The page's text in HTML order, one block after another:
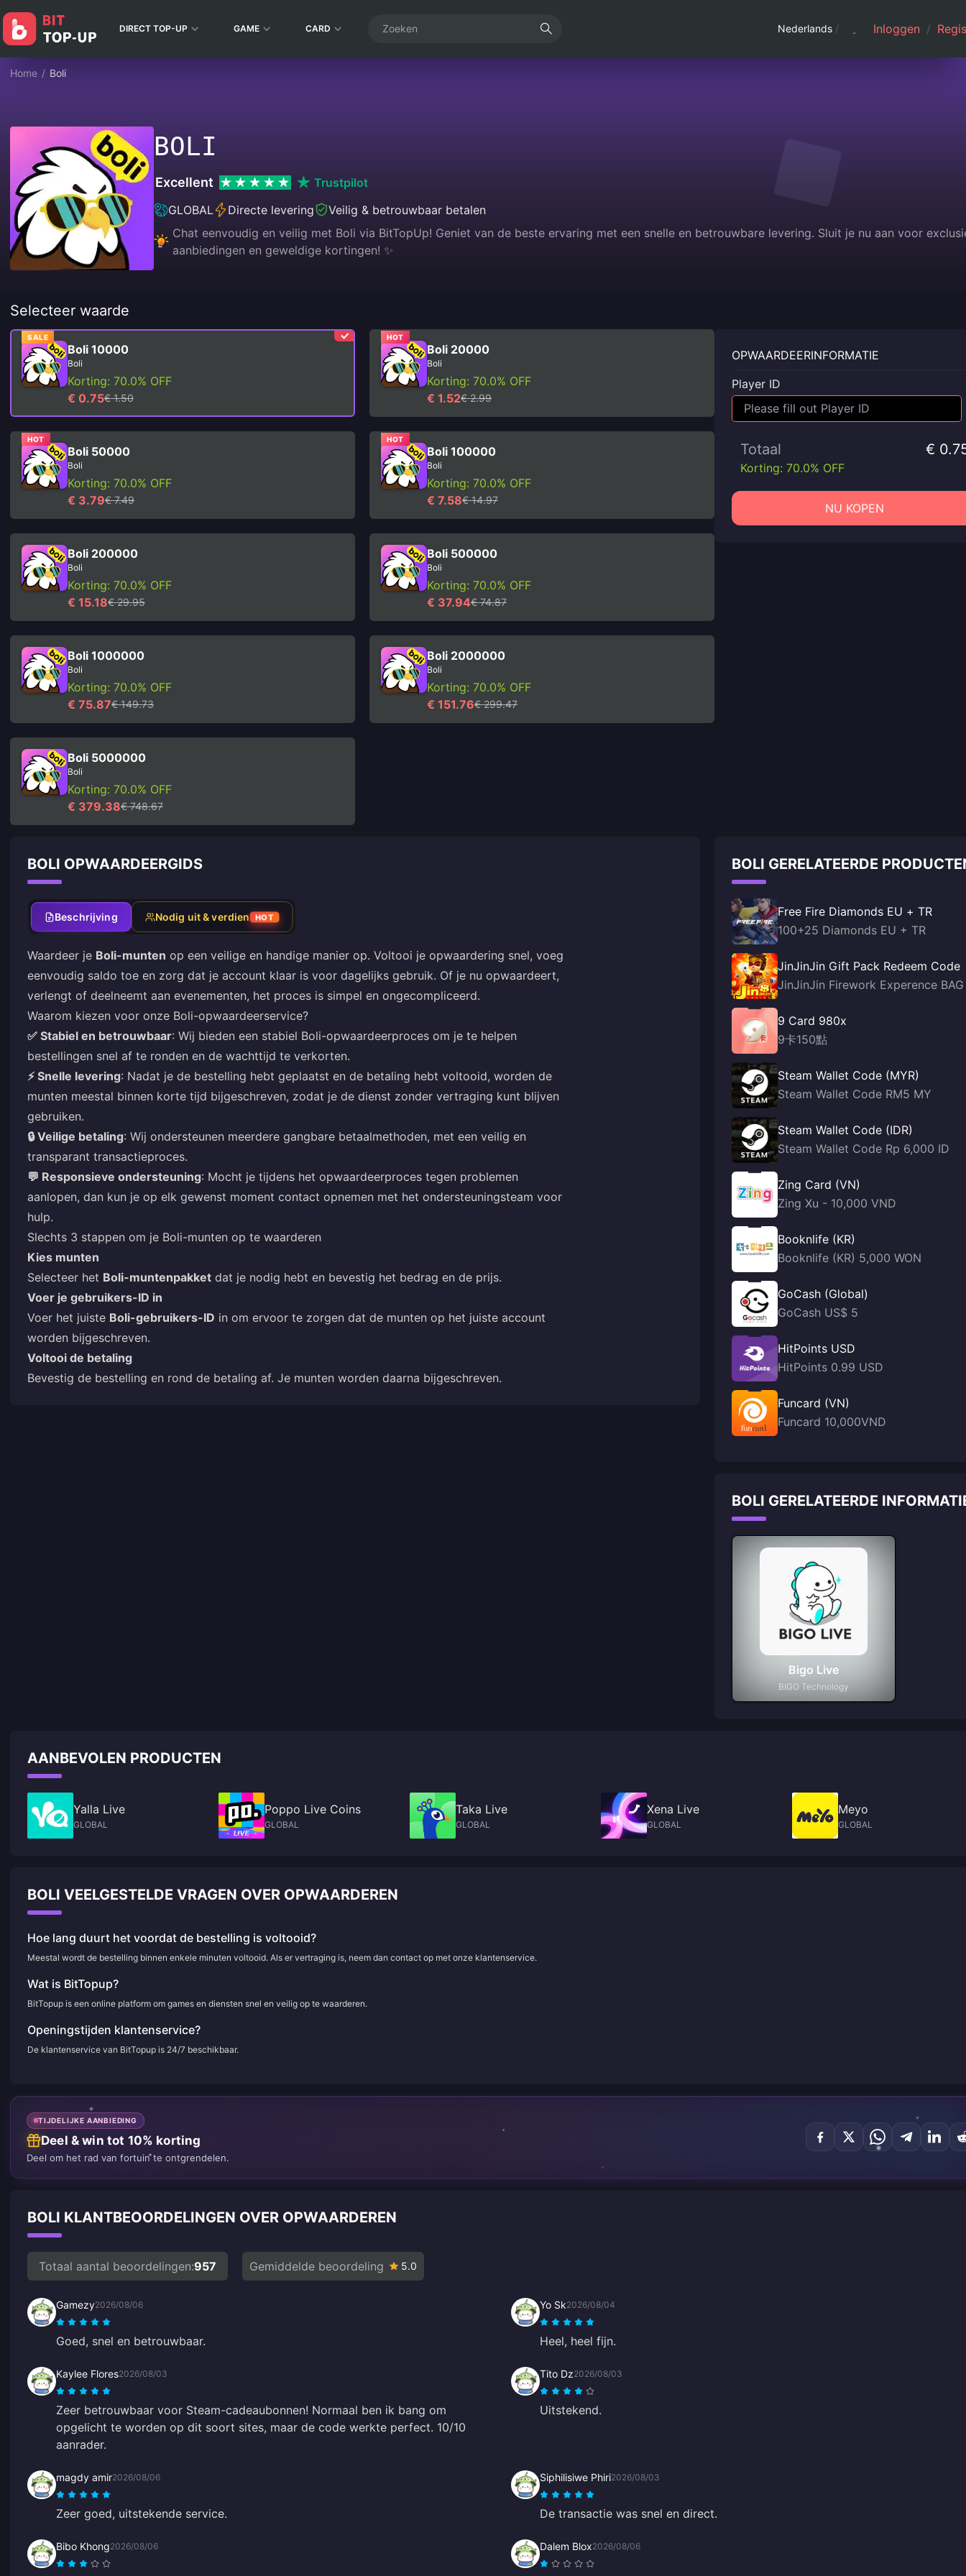
DIRECT TOP-UP GAME CARD Nederlands / Inloggen /
Home / Boli
BOLI
Excellent
Trustpilot
GLOBAL
Directe levering
Veilig & betrouwbaar betalen
Chat eenvoudig en veilig met Boli via BitTopUp! Geniet van de beste ervaring met een snelle en betrouwbare levering. Sluit je nu aan voor
aanbiedingen en geweldige kortingen! ✨
Selecteer waarde
SALE
Boli 10000
Boli
Korting: 70.0% OFF
€ 0.75€ 1.50
HOT
Boli 20000
Boli
Korting: 70.0% OFF
€ 1.52€ 2.99
HOT
Boli 50000
Boli
Korting: 70.0% OFF
€ 3.79€ 7.49
HOT
Boli 100000
Boli
Korting: 70.0% OFF
€ 7.58€ 14.97
Boli 200000
Boli
Korting: 70.0% OFF
€ 15.18€ 29.95
Boli 500000
Boli
Korting: 70.0% OFF
€ 37.94€ 74.87
Boli 1000000
Boli
Korting: 70.0% OFF
€ 75.87€ 149.73
Boli 2000000
Boli
Korting: 70.0% OFF
€ 151.76€ 299.47
Boli 5000000
Boli
Korting: 70.0% OFF
€ 379.38€ 748.67
OPWAARDEERINFORMATIE
Player ID
Totaal €
Korting: 70.0% OFF
NU KOPEN
BOLI OPWAARDEERGIDS
Beschrijving Nodig uit & verdien HOT
Waardeer je Boli-munten op een veilige en handige manier op. Voltooi je opwaardering snel, voeg
eenvoudig saldo toe en zorg dat je account klaar is voor dagelijks gebruik. Of je nu opwaardeert,
verlengt of deelneemt aan evenementen, het proces is simpel en ongecompliceerd.
Waarom kiezen voor onze Boli-opwaardeerservice?
✅ Stabiel en betrouwbaar: Wij bieden een stabiel Boli-opwaardeerproces om je te helpen
bestellingen snel af te ronden en de wachttijd te verkorten.
⚡ Snelle levering: Nadat je de bestelling hebt geplaatst en de betaling hebt voltooid, worden de
munten meestal binnen korte tijd bijgeschreven, zodat je de dienst zonder vertraging kunt blijven
gebruiken.
🔒 Veilige betaling: Wij ondersteunen meerdere gangbare betaalmethoden, met een veilig en
transparant transactieproces.
💬 Responsieve ondersteuning: Mocht je tijdens het opwaardeerproces tegen problemen
aanlopen, dan kun je op elk gewenst moment contact opnemen met het ondersteuningsteam voor
hulp.
Slechts 3 stappen om je Boli-munten op te waarderen
Kies munten
Selecteer het Boli-muntenpakket dat je nodig hebt en bevestig het bedrag en de prijs.
Voer je gebruikers-ID in
Voer het juiste Boli-gebruikers-ID in om ervoor te zorgen dat de munten op het juiste account
worden bijgeschreven.
Voltooi de betaling
Bevestig de bestelling en rond de betaling af. Je munten worden daarna bijgeschreven.
BOLI GERELATEERDE
Free Fire Diamonds EU + TR
100+25 Diamonds EU + TR
JinJinJin Gift Pack Redeem Code
JinJinJin Firework Experence BAG
9 Card 980x
9卡150點
Steam Wallet Code (MYR)
Steam Wallet Code RM5 MY
Steam Wallet Code (IDR)
Steam Wallet Code Rp 6,000 ID
Zing Card (VN)
Zing Xu - 10,000 VND
Booknlife (KR)
Booknlife (KR) 5,000 WON
GoCash (Global)
GoCash US$ 5
HitPoints USD
HitPoints 0.99 USD
Funcard (VN)
Funcard 10,000VND
BOLI GERELATEERDE
Bigo Live
BIGO Technology
AANBEVOLEN PRODUCTEN
Yalla Live
GLOBAL
Poppo Live Coins
GLOBAL
Taka Live
GLOBAL
Xena Live
GLOBAL
Meyo
GLOBAL
BOLI VEELGESTELDE VRAGEN OVER OPWAARDEREN
Hoe lang duurt het voordat de bestelling is voltooid?
Meestal wordt de bestelling binnen enkele minuten voltooid. Als er vertraging is, neem dan contact op met onze klantenservice.
Wat is BitTopup?
BitTopup is een online platform om games en diensten snel en veilig op te waarderen.
Openingstijden klantenservice?
De klantenservice van BitTopup is 24/7 beschikbaar.
TIJDELIJKE AANBIEDING
Deel & win tot 10% korting
Deel om het rad van fortuin te ontgrendelen.
BOLI KLANTBEOORDELINGEN OVER OPWAARDEREN
Totaal aantal beoordelingen:957 Gemiddelde beoordeling 5.0
Gamezy2026/08/06
Goed, snel en betrouwbaar.
Yo Sk2026/08/04
Heel, heel fijn.
Kaylee Flores2026/08/03
Zeer betrouwbaar voor Steam-cadeaubonnen! Normaal ben ik bang om
opgelicht te worden op dit soort sites, maar de code werkte perfect. 10/10
aanrader.
Tito Dz2026/08/03
Uitstekend.
magdy amir2026/08/06
Zeer goed, uitstekende service.
Siphilisiwe Phiri2026/08/03
De transactie was snel en direct.
Bibo Khong2026/08/06 Dalem Blox2026/08/06